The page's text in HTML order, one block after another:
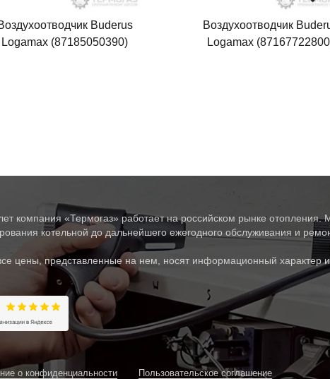
Buderus
Logamax (87185050390)
Воздухоотводчик
Logamax
компания «Термогаз» работает на российском рынке отопления.
котельной до дальнейшего ежегодного обслуживания и
цены, представленные на нем, носят информационный характер
о конфиденциальности Пользовательское соглашение